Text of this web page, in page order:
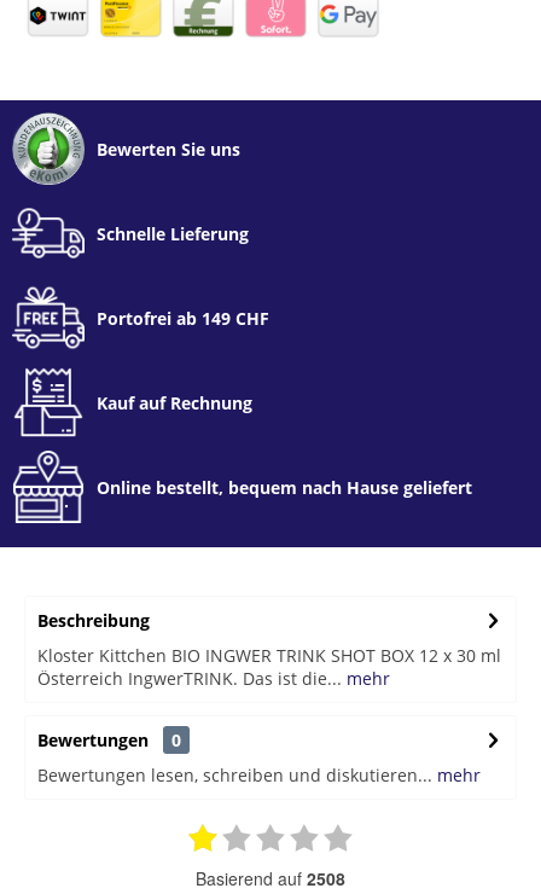
Bewerten Sie uns
Schnelle Lieferung
Portofrei ab 149 CHF
Kauf auf Rechnung
Online bestellt, bequem nach Hause geliefert
Beschreibung
Kloster Kittchen BIO INGWER TRINK SHOT BOX 12 x 30 ml
Österreich IngwerTRINK. Das ist die... mehr
Bewertungen
0
Bewertungen lesen, schreiben und diskutieren... mehr
basierend auf 2508